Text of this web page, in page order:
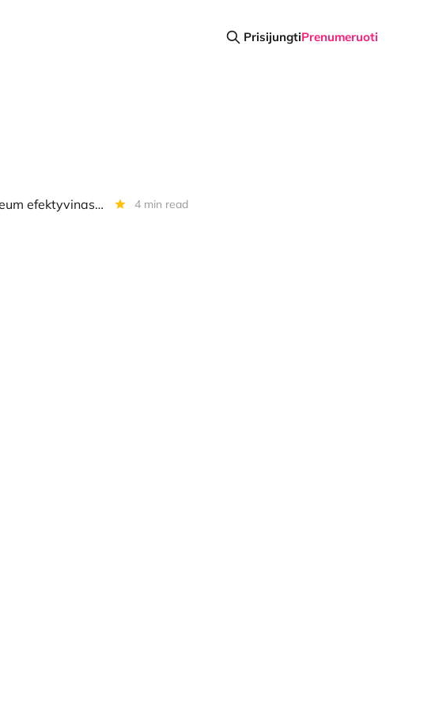
PrisijungtiPrenumeruoti
Diena kriptoje: BTC nuolaidos didėja, 8 BTC klaida, Ethereum efektyvinasi, AI eksperimentas 4 min read